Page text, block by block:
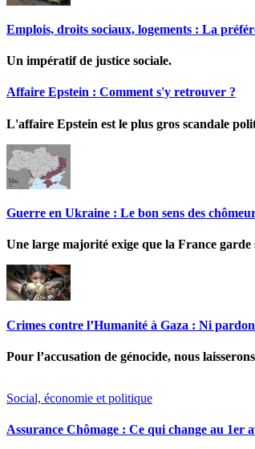
Emplois, droits sociaux, logements : La
Un impératif de justice sociale.
Affaire Epstein : Comment s'y retrouver ?
L'affaire Epstein est le plus gros scandale
Guerre en Ukraine : Le bon sens des
Une large majorité exige que la France garde
Crimes contre l’Humanité à Gaza : Ni
Pour l’accusation de génocide, nous
Social, économie et politique
Assurance Chômage : Ce qui change au 1er